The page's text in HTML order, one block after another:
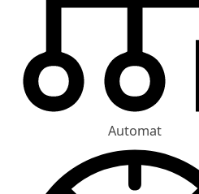
Automat